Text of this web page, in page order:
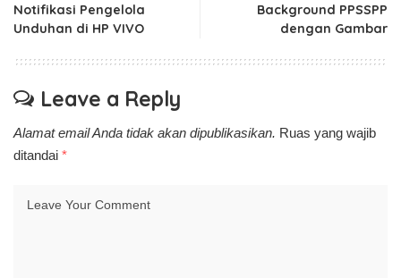
Notifikasi Pengelola
Unduhan di HP VIVO
Background PPSSPP
dengan Gambar
Leave a Reply
Alamat email Anda tidak akan dipublikasikan. Ruas yang wajib
ditandai *